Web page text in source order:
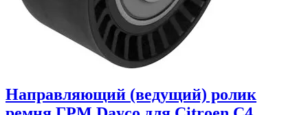
Направляющий (ведущий) ролик